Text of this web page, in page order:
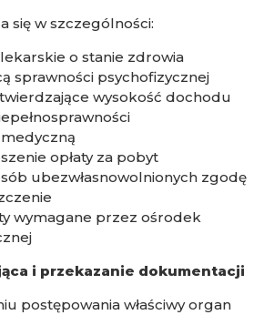
się w szczególności:
o stanie zdrowia
sprawności psychofizycznej
wysokość dochodu
opłaty za pobyt
ubezwłasnowolnionych zgodę
wymagane przez ośrodek
i przekazanie dokumentacji
postępowania właściwy organ